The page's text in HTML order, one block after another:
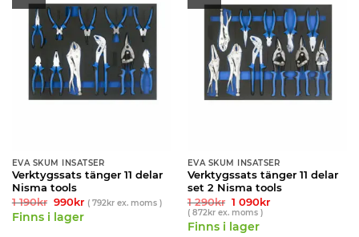
EVA SKUM INSATSER
Verktygssats tänger 11 delar
Nisma tools
1 190kr Det
ursprungliga
priset
990krDet
nuvarande
priset
( 792krex. moms )
Finns i lager
EVA SKUM INSATSER
Verktygssats tänger 11 delar
set 2 Nisma tools
1 290kr Det
ursprungliga
priset
var:
1 090krDet
( 872krex. moms )
Finns i lager